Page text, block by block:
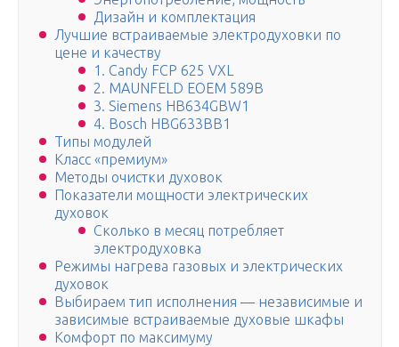
Дизайн и комплектация
Лучшие встраиваемые электродуховки по
цене и качеству
1. Candy FCP 625 VXL
2. MAUNFELD EOEM 589B
3. Siemens HB634GBW1
4. Bosch HBG633BB1
Типы модулей
Класс «премиум»
Методы очистки духовок
Показатели мощности электрических
духовок
Сколько в месяц потребляет
электродуховка
Режимы нагрева газовых и электрических
духовок
Выбираем тип исполнения — независимые и
зависимые встраиваемые духовые шкафы
Комфорт по максимуму